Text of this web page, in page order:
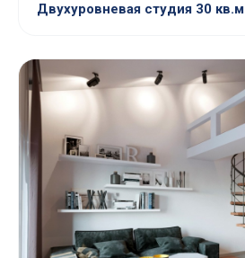
Двухуровневая студия 30 кв.м